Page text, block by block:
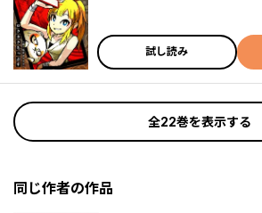
試し読み
全22巻を表示する
同じ作者の作品